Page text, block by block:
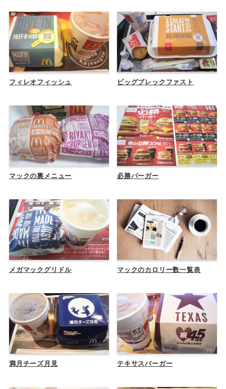
フィレオフィッシュ ビッグブレックファスト
マックの裏メニュー 必勝バーガー
メガマックグリドル マックのカロリー数一覧表
満月チーズ月見 テキサスバーガー